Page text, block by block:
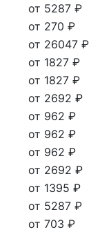
от 5287 ₽
от 270 ₽
от 26047 ₽
от 1827 ₽
от 1827 ₽
от 2692 ₽
от 962 ₽
от 962 ₽
от 962 ₽
от 2692 ₽
от 1395 ₽
от 5287 ₽
от 703 ₽